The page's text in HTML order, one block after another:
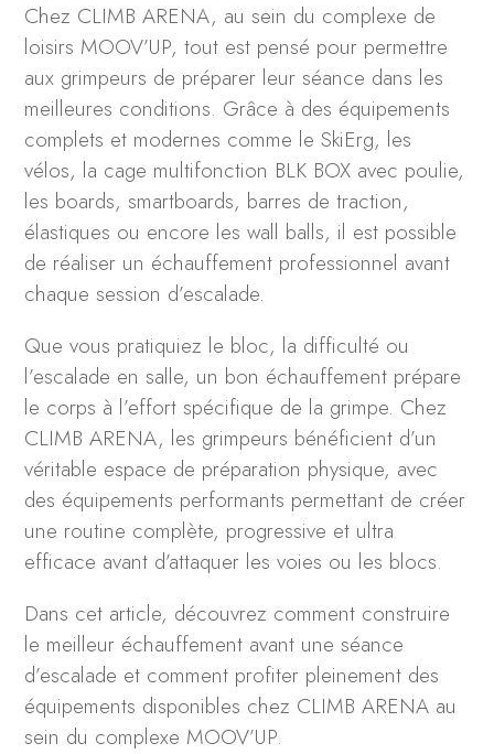
Chez CLIMB ARENA, au sein du complexe de
loisirs MOOV’UP, tout est pensé pour permettre
aux grimpeurs de préparer leur séance dans les
meilleures conditions. Grâce à des équipements
complets et modernes comme le SkiErg, les
vélos, la cage multifonction BLK BOX avec poulie,
les boards, smartboards, barres de traction,
élastiques ou encore les wall balls, il est possible
de réaliser un échauffement professionnel avant
chaque session d’escalade.
Que vous pratiquiez le bloc, la difficulté ou
l’escalade en salle, un bon échauffement prépare
le corps à l’effort spécifique de la grimpe. Chez
CLIMB ARENA, les grimpeurs bénéficient d’un
véritable espace de préparation physique, avec
des équipements performants permettant de créer
une routine complète, progressive et ultra
efficace avant d’attaquer les voies ou les blocs.
Dans cet article, découvrez comment construire
le meilleur échauffement avant une séance
d’escalade et comment profiter pleinement des
équipements disponibles chez CLIMB ARENA au
sein du complexe MOOV’UP.